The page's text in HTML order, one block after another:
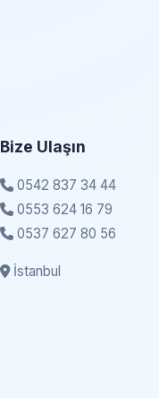
Bize Ulaşın
0542 837 34 44
0553 624 16 79
0537 627 80 56
İstanbul